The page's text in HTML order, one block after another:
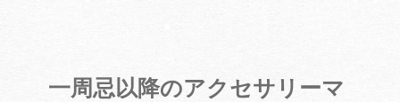
一周忌以降のアクセサリーマ